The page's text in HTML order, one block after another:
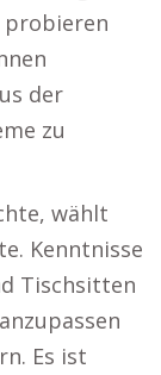
probieren
der
zu
wählt
Kenntnisse
Tischsitten
Es ist